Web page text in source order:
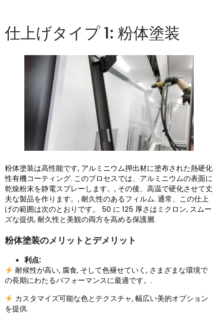
仕上げタイプ 1: 粉体塗装
粉体塗装は高性能です, アルミニウム押出材に塗布された熱硬化
性有機コーティング. このプロセスでは、アルミニウムの表面に
乾燥粉末を静電スプレーします。, その後、高温で硬化させて丈
夫な製品を作ります。, 耐久性のあるフィルム. 通常、この仕上
げの範囲は次のとおりです。 50 に 125 厚さはミクロン, スムー
ズな提供, 耐久性と美観の両方を高める保護層.
粉体塗装のメリットとデメリット
利点:
耐候性が高い, 腐食, そして色褪せていく, さまざまな環境で
の長期にわたるパフォーマンスに最適です。.
カスタマイズ可能な色とテクスチャ, 幅広い美的オプション
を提供.